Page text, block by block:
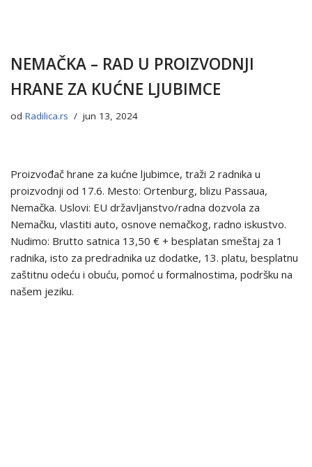
NEMAČKA – RAD U PROIZVODNJI
HRANE ZA KUĆNE LJUBIMCE
od Radilica.rs jun 13, 2024
Proizvođač hrane za kućne ljubimce, traži 2 radnika u
proizvodnji od 17.6. Mesto: Ortenburg, blizu Passaua,
Nemačka. Uslovi: EU državljanstvo/radna dozvola za
Nemačku, vlastiti auto, osnove nemačkog, radno iskustvo.
Nudimo: Brutto satnica 13,50 € + besplatan smeštaj za 1
radnika, isto za predradnika uz dodatke, 13. platu, besplatnu
zaštitnu odeću i obuću, pomoć u formalnostima, podršku na
našem jeziku.